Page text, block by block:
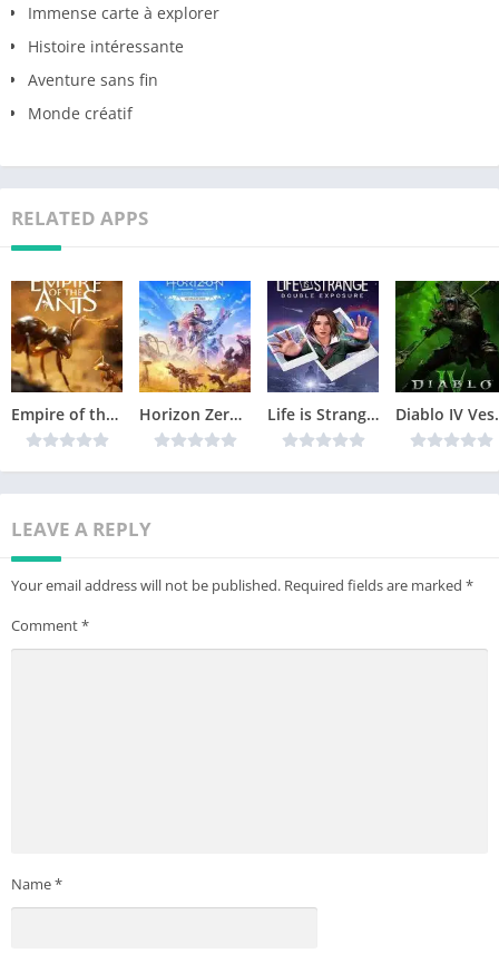
Immense carte à explorer
Histoire intéressante
Aventure sans fin
Monde créatif
RELATED APPS
Empire of the Ants Télécharger jeu PC Horizon Zero Dawn Remastered Télécharger jeu PC Life is Strange Double Exposure Télécharger jeu PC Diablo IV
LEAVE A REPLY
Your email address will not be published. Required fields are marked *
Comment*
Name*